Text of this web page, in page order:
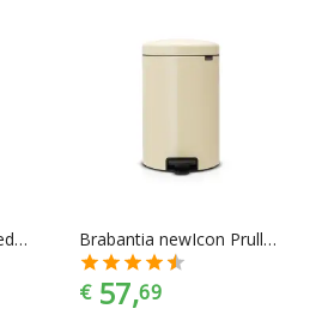
Brabantia New Icon Pedaalemmer 12L - Brilliant Steel Brabantia newIcon Prullenbak - 20 l - Almond
€ 57,69